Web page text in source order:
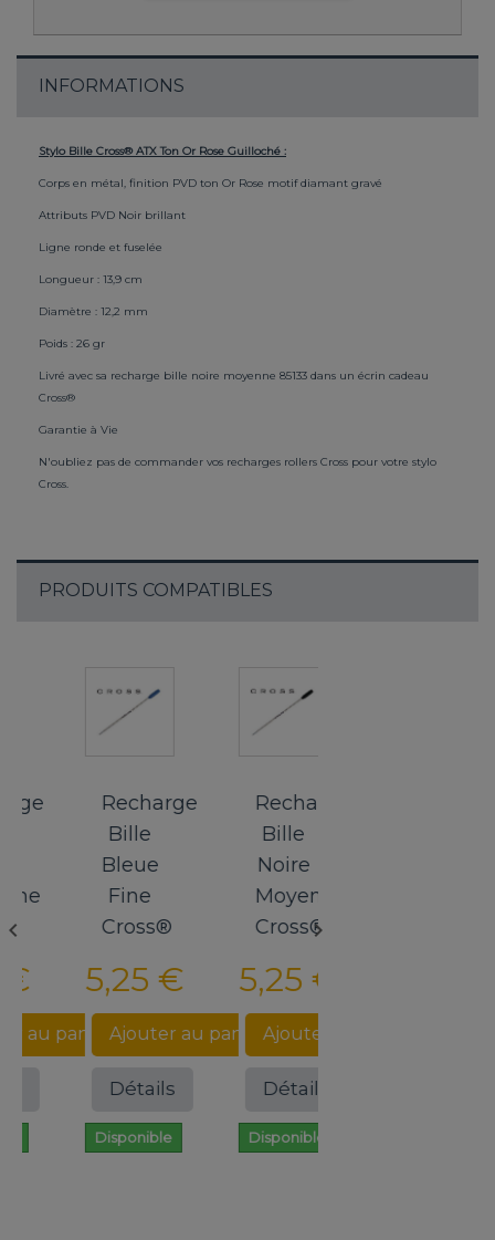
INFORMATIONS
Stylo Bille Cross® ATX Ton Or Rose Guilloché :
Corps en métal, finition PVD ton Or Rose motif diamant gravé
Attributs PVD Noir brillant
Ligne ronde et fuselée
Longueur : 13,9 cm
Diamètre : 12,2 mm
Poids : 26 gr
Livré avec sa recharge bille noire moyenne 85133 dans un écrin cadeau
Cross®
Garantie à Vie
N'oubliez pas de commander vos recharges rollers Cross pour votre stylo
Cross.
PRODUITS COMPATIBLES
panier
Recharge
Bille
Bleue
Fine
Cross®
5,25 €
Ajouter au panier
Détails
Disponible
Recharge
Bille
Noire
Moyenne
Cross®
5,25 €
Ajouter au panier
Détails
Disponible
 